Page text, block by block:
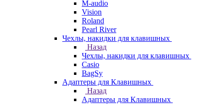
M-audio
Vision
Roland
Pearl River
Чехлы, накидки для клавишных
Назад
Чехлы, накидки для клавишных
Casio
BagSy
Адаптеры для Клавишных
Назад
Адаптеры для Клавишных